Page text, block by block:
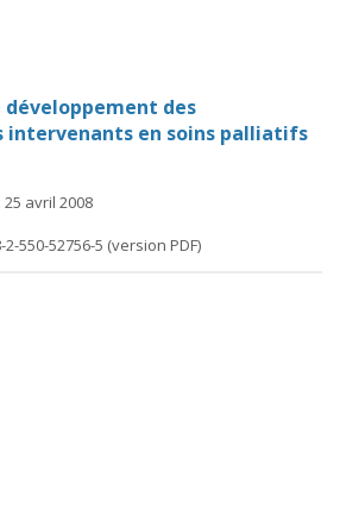
des
intervenants en soins palliatifs
avril 2008
2-550-52756-5 (version PDF)